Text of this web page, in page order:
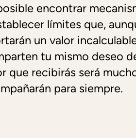
encontrar
límites que,
un valor
tu mismo deseo
que recibirás será
para siempre.